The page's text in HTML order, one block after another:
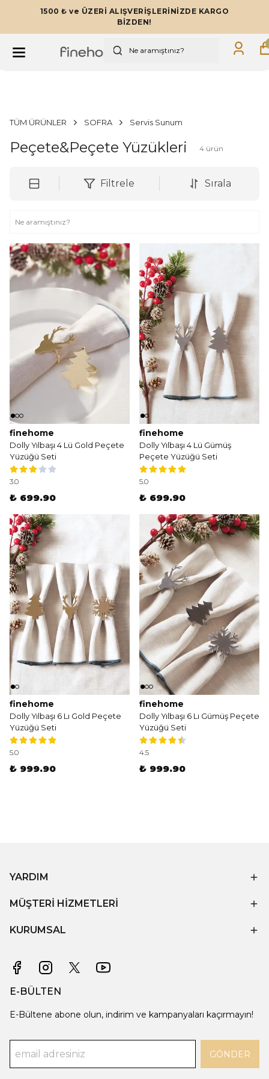
1500 ₺ ve ÜZERİ ALIŞVERİŞLERİNİZDE KARGO
BİZDEN!
TÜM ÜRÜNLER SOFRA Servis Sunum
Peçete&Peçete Yüzükleri 4 ürün
Filtrele Sırala
finehome
Dolly Yılbaşı 4 Lü Gold Peçete
Yüzüğü Seti
3.0
₺ 699.90
finehome
Dolly Yılbaşı 4 Lü Gümüş
Peçete Yüzüğü Seti
5.0
₺ 699.90
finehome
Dolly Yılbaşı 6 Lı Gold Peçete
Yüzüğü Seti
5.0
₺ 999.90
finehome
Dolly Yılbaşı 6 Lı Gümüş Peçete
Yüzüğü Seti
4.5
₺ 999.90
YARDIM
MÜŞTERİ HİZMETLERİ
KURUMSAL
E-BÜLTEN
E-Bültene abone olun, indirim ve kampanyaları kaçırmayın!
GÖNDER